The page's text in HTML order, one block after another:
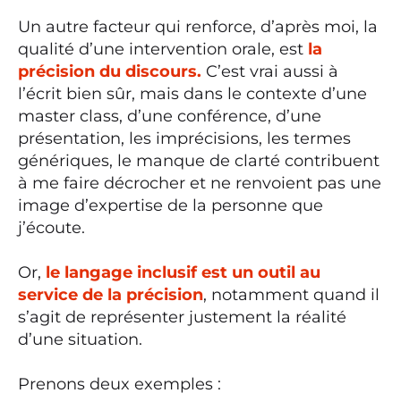
Un autre facteur qui renforce, d’après moi, la
qualité d’une intervention orale, est la
précision du discours. C’est vrai aussi à
l’écrit bien sûr, mais dans le contexte d’une
master class, d’une conférence, d’une
présentation, les imprécisions, les termes
génériques, le manque de clarté contribuent
à me faire décrocher et ne renvoient pas une
image d’expertise de la personne que
j’écoute.
Or, le langage inclusif est un outil au
service de la précision, notamment quand il
s’agit de représenter justement la réalité
d’une situation.
Prenons deux exemples :